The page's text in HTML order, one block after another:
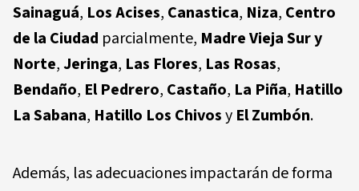
Sainaguá, Los Acises, Canastica, Niza, Centro
de la Ciudad parcialmente, Madre Vieja Sur y
Norte,Jeringa, Las Flores, Las Rosas,
Bendaño, El Pedrero, Castaño, La Piña, Hatillo
La Sabana, Hatillo Los Chivosy El Zumbón.
Además, las adecuaciones impactarán de forma